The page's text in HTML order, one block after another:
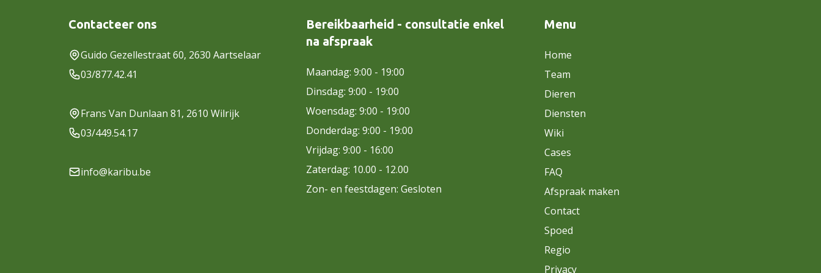
Contacteer ons
Guido Gezellestraat 60, 2630 Aartselaar
03/877.42.41
Frans Van Dunlaan 81, 2610 Wilrijk
03/449.54.17
info@karibu.be
Bereikbaarheid - consultatie enkel
na afspraak
Maandag: 9:00 - 19:00
Dinsdag: 9:00 - 19:00
Woensdag: 9:00 - 19:00
Donderdag: 9:00 - 19:00
Vrijdag: 9:00 - 16:00
Zaterdag: 10.00 - 12.00
Zon- en feestdagen: Gesloten
Menu
Home
Team
Dieren
Diensten
Wiki
Cases
FAQ
Afspraak maken
Contact
Spoed
Regio
Privacy